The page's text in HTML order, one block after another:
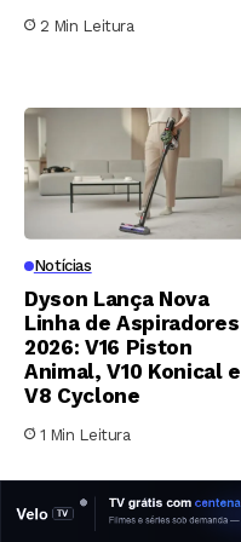
2 Min Leitura
Notícias
Dyson Lança Nova
Linha de Aspiradores
2026: V16 Piston
Animal, V10 Konical e
V8 Cyclone
1 Min Leitura